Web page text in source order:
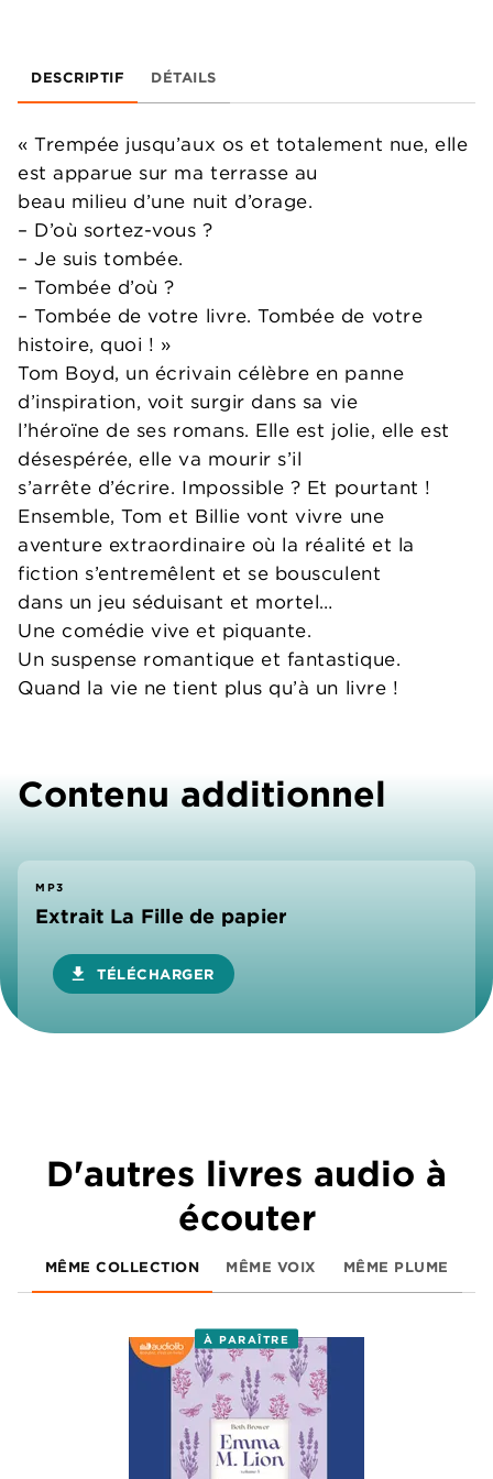
DESCRIPTIF DÉTAILS
« Trempée jusqu’aux os et totalement nue, elle
est apparue sur ma terrasse au
beau milieu d’une nuit d’orage.
– D’où sortez-vous ?
– Je suis tombée.
– Tombée d’où ?
– Tombée de votre livre. Tombée de votre
histoire, quoi ! »
Tom Boyd, un écrivain célèbre en panne
d’inspiration, voit surgir dans sa vie
l’héroïne de ses romans. Elle est jolie, elle est
désespérée, elle va mourir s’il
s’arrête d’écrire. Impossible ? Et pourtant !
Ensemble, Tom et Billie vont vivre une
aventure extraordinaire où la réalité et la
fiction s’entremêlent et se bousculent
dans un jeu séduisant et mortel…
Une comédie vive et piquante.
Un suspense romantique et fantastique.
Quand la vie ne tient plus qu’à un livre !
Contenu additionnel
MP3
Extrait La Fille de papier
download TÉLÉCHARGER
D'autres livres audio à
écouter
MÊME COLLECTION MÊME VOIX MÊME PLUME
À PARAÎTRE